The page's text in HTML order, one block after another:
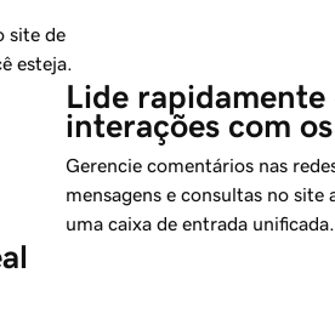
site de
esteja.
Lide rapidamente
interações com
Gerencie comentários nas
mensagens e consultas no site
uma caixa de entrada unificada.